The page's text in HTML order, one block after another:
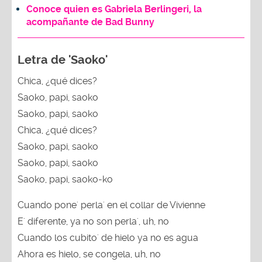
Conoce quien es Gabriela Berlingeri, la
acompañante de Bad Bunny
Letra de 'Saoko'
Chica, ¿qué dices?
Saoko, papi, saoko
Saoko, papi, saoko
Chica, ¿qué dices?
Saoko, papi, saoko
Saoko, papi, saoko
Saoko, papi, saoko-ko
Cuando pone' perla' en el collar de Vivienne
E' diferente, ya no son perla', uh, no
Cuando los cubito' de hielo ya no es agua
Ahora es hielo, se congela, uh, no